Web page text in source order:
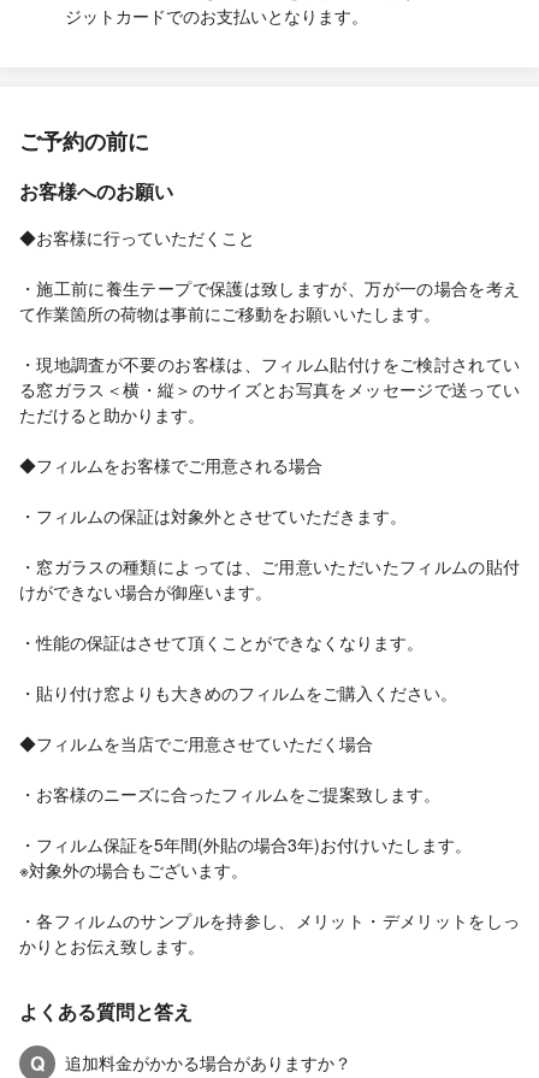
ジットカードでのお支払いとなります。
ご予約の前に
お客様へのお願い
◆お客様に行っていただくこと
・施工前に養生テープで保護は致しますが、万が一の場合を考え
て作業箇所の荷物は事前にご移動をお願いいたします。
・現地調査が不要のお客様は、フィルム貼付けをご検討されてい
る窓ガラス＜横・縦＞のサイズとお写真をメッセージで送ってい
ただけると助かります。
◆フィルムをお客様でご用意される場合
・フィルムの保証は対象外とさせていただきます。
・窓ガラスの種類によっては、ご用意いただいたフィルムの貼付
けができない場合が御座います。
・性能の保証はさせて頂くことができなくなります。
・貼り付け窓よりも大きめのフィルムをご購入ください。
◆フィルムを当店でご用意させていただく場合
・お客様のニーズに合ったフィルムをご提案致します。
・フィルム保証を5年間(外貼の場合3年)お付けいたします。
※対象外の場合もございます。
・各フィルムのサンプルを持参し、メリット・デメリットをしっ
かりとお伝え致します。
よくある質問と答え
Q
追加料金がかかる場合がありますか？